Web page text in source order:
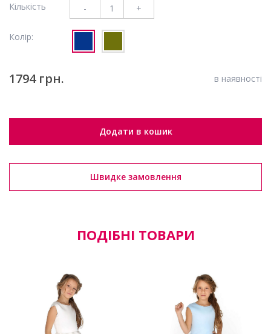
Кількість - +
Колір:
1794 грн. в наявності
Додати в кошик
Швидке замовлення
ПОДІБНІ ТОВАРИ